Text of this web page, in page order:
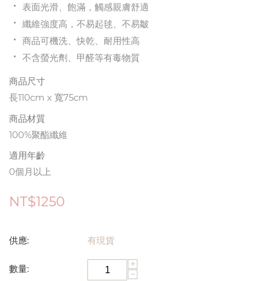
表面光滑、飽滿，觸感親膚舒適
纖維強度高，不易起毬、不易皺
商品可機洗、快乾、耐用性高
不含螢光劑、甲醛等有毒物質
商品尺寸
長110cm x 寬75cm
商品材質
100%聚酯纖維
適用年齡
0個月以上
NT$1250
供應: 有現貨
數量:
+
−